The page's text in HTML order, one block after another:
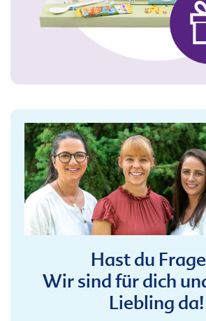
Hast du
Wir sind für dich
Liebling da!